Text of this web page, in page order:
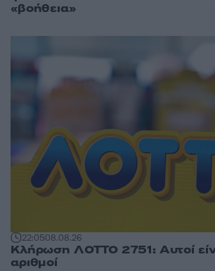
«βοήθεια»
22:0508.08.26
Κλήρωση ΛΟΤΤΟ 2751: Αυτοί
αριθμοί